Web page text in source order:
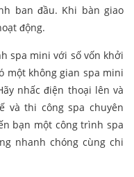
ban đầu. Khi bàn giao
động.
spa mini với số vốn khởi
một không gian spa mini
nhấc điện thoại lên và
và thi công spa chuyên
bạn một công trình spa
nhanh chóng cùng chi